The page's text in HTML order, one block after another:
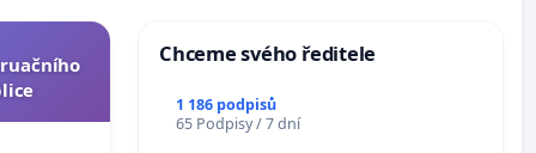
Chceme svého ředitele
1 186 podpisů
65 Podpisy / 7 dní